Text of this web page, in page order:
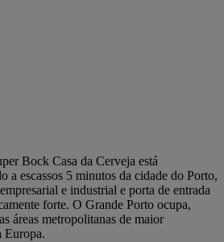
Bock Casa da Cerveja está
a escassos 5 minutos da cidade do Porto,
e industrial e porta de entrada
forte. O Grande Porto ocupa,
áreas metropolitanas de maior
Europa.